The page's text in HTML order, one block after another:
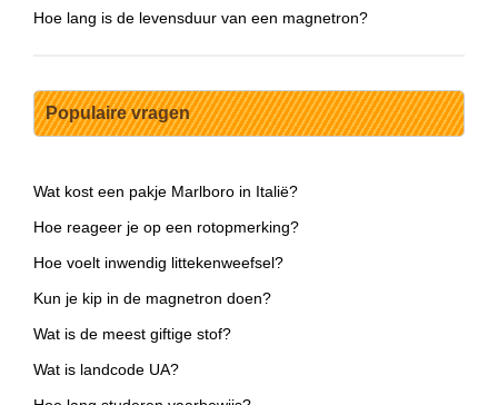
Hoe lang is de levensduur van een magnetron?
Populaire vragen
Wat kost een pakje Marlboro in Italië?
Hoe reageer je op een rotopmerking?
Hoe voelt inwendig littekenweefsel?
Kun je kip in de magnetron doen?
Wat is de meest giftige stof?
Wat is landcode UA?